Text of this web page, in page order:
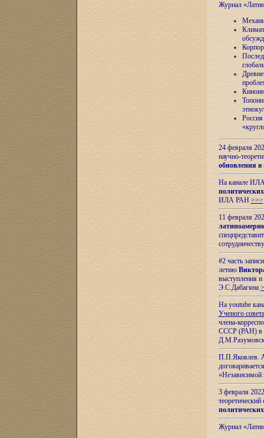
Журнал
24 февраля
научно-
обновления в
На канале
ИЛА РАН >>>
11 февраля
#2 часть
летию
выступления
Э.С.Дабагяна
На youtube
Ученого
члена-
СССР (РАН) в
П.П.Яковлев.
«Независимой
3 февраля
теоретический
Журнал